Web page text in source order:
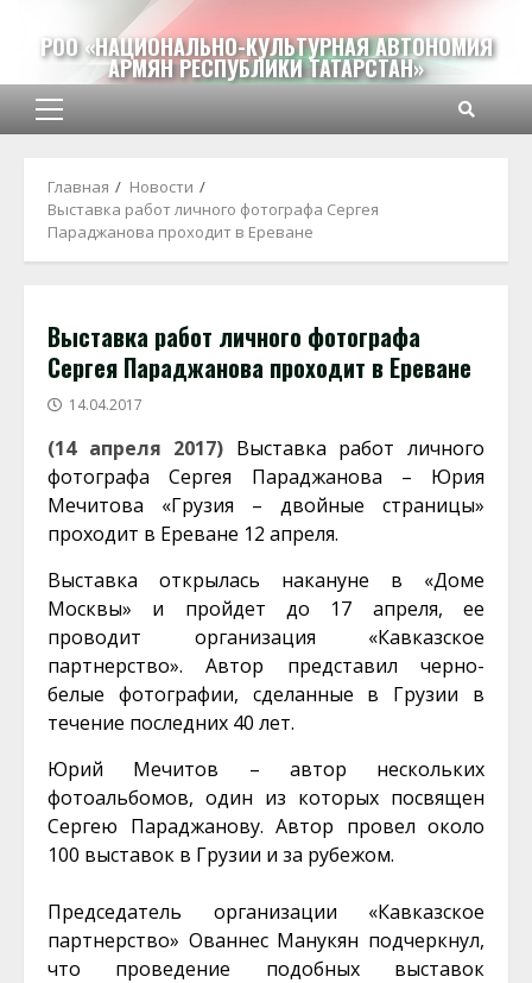
содержимому
РОО «НАЦИОНАЛЬНО-КУЛЬТУРНАЯ АВТОНОМИЯ
АРМЯН РЕСПУБЛИКИ ТАТАРСТАН»
Основное
Главная
Новости
Выставка работ личного фотографа Сергея
Параджанова проходит в Ереване
Выставка работ личного фотографа
Сергея Параджанова проходит в Ереване
14.04.2017
(14 апреля 2017) Выставка работ личного
фотографа Сергея Параджанова – Юрия
Мечитова «Грузия – двойные страницы»
проходит в Ереване 12 апреля.
Выставка открылась накануне в «Доме
Москвы» и пройдет до 17 апреля, ее
проводит организация «Кавказское
партнерство». Автор представил черно-
белые фотографии, сделанные в Грузии в
течение последних 40 лет.
Юрий Мечитов – автор нескольких
фотоальбомов, один из которых посвящен
Сергею Параджанову. Автор провел около
100 выставок в Грузии и за рубежом.
Председатель организации «Кавказское
партнерство» Ованнес Манукян подчеркнул,
что проведение подобных выставок